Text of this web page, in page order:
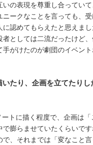
いの表現を尊重し合ってい
ニークなことを言っても、
に認めてもらえたと思えま
者としては二流だったけど
がけたのが劇団のイベン
たり、企画を立てたりし
トに描く程度で、企画は
で膨らませていたくらいで
で、それまでは「変なこと